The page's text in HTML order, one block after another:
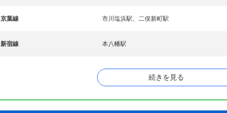
ワ行
京葉線 市川塩浜駅、二俣新町駅
新宿線 本八幡駅
市川駅、本八幡駅
続きを見る